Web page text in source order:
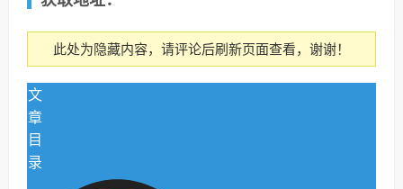
此处为隐藏内容，请评论后刷新页面查看，谢谢！
文
章
目
录